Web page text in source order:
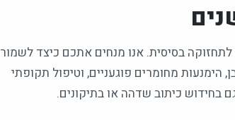
בסיסית. אנו מנחים אתכם כיצד לשמור
מחומרים פוגעניים, וטיפול תקופתי
בחידוש כיתוב שדהה או בתיקונים.